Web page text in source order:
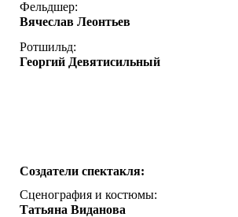
Фельдшер:
Вячеслав Леонтьев
Ротшильд:
Георгий Девятисильный
Создатели спектакля:
Сценография и костюмы:
Татьяна Виданова